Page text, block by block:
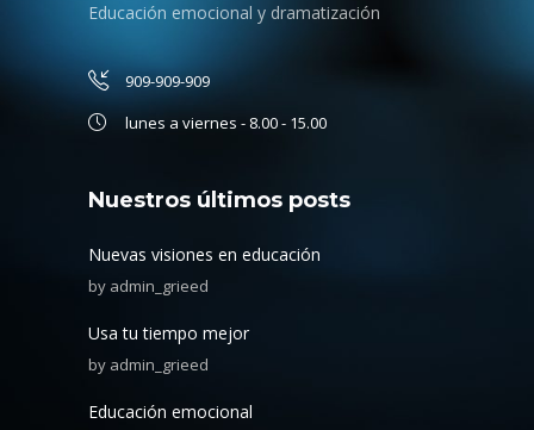
Educación emocional y dramatización
909-909-909
lunes a viernes - 8.00 - 15.00
Nuestros últimos posts
Nuevas visiones en educación
by admin_grieed
Usa tu tiempo mejor
by admin_grieed
Educación emocional